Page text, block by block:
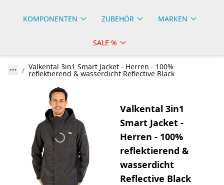
KOMPONENTEN ZUBEHÖR MARKEN
SALE %
Valkental 3in1 Smart Jacket - Herren - 100%
reflektierend & wasserdicht Reflective Black
Valkental 3in1
Smart Jacket -
Herren - 100%
reflektierend &
wasserdicht
Reflective Black